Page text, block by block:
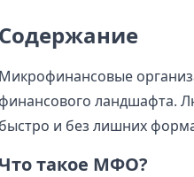
Содержание
Микрофинансовые
ландшафта.
быстро и без лишних
Что такое МФО?